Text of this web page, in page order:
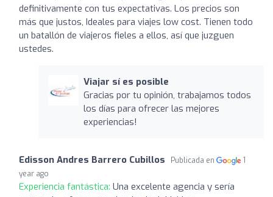
definitivamente con tus expectativas. Los precios son
más que justos, Ideales para viajes low cost. Tienen todo
un batallón de viajeros fieles a ellos, así que juzguen
ustedes.
Viajar sí es posible
Gracias por tu opinión, trabajamos todos
los días para ofrecer las mejores
experiencias!
Edisson Andres Barrero Cubillos Publicada en
1
year ago
Experiencia fantástica: Una excelente agencia y sería